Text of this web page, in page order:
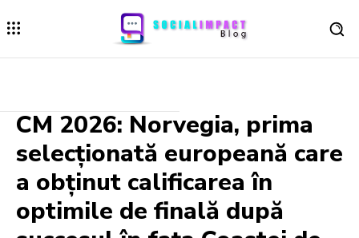
CM 2026: Norvegia, prima
selecționată europeană care
a obținut calificarea în
optimile de finală după